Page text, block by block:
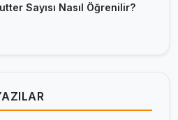
Sayısı Nasıl Öğrenilir?